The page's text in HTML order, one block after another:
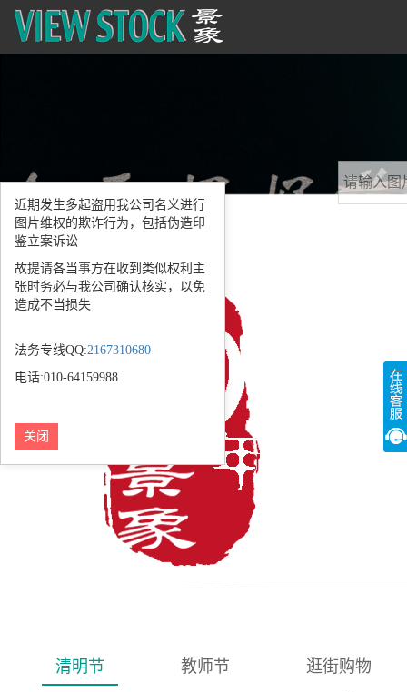
近期发生多起盗用我公司名义进行
图片维权的欺诈行为，包括伪造印
鉴立案诉讼
故提请各当事方在收到类似权利主
张时务必与我公司确认核实，以免
造成不当损失
法务专线QQ:2167310680
电话:010-64159988
关闭
清明节 教师节
逛街购物